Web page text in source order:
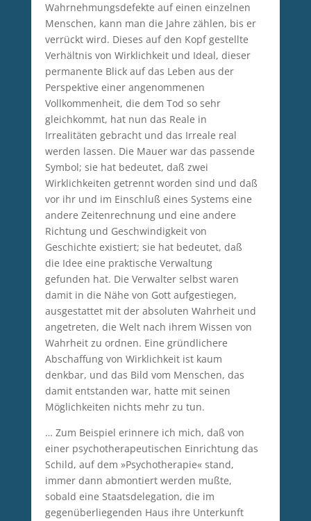
Wahrnehmungsdefekte auf einen einzelnen
Menschen, kann man die Jahre zählen, bis er
verrückt wird. Dieses auf den Kopf gestellte
Verhältnis von Wirklichkeit und Ideal, dieser
permanente Blick auf das Leben aus der
Perspektive einer angenommenen
Vollkommenheit, die dem Tod so sehr
gleichkommt, hat nun das Reale in
Irrealitäten gebracht und das Irreale real
werden lassen. Die Mauer war das passende
Symbol; sie hat bedeutet, daß zwei
Wirklichkeiten getrennt worden sind und daß
vor ihr und im Einschluß eines Systems eine
andere Zeitenrechnung und eine andere
Richtung und Geschwindigkeit von
Geschichte existiert; sie hat bedeutet, daß
die Idee eine praktische Verwaltung
gefunden hat. Die Verwalter selbst waren
damit in die Nähe von Gott aufgestiegen,
ausgestattet mit der absoluten Wahrheit und
angetreten, die Welt nach ihrem Wissen von
Wahrheit zu ordnen. Eine gründlichere
Abschaffung von Wirklichkeit ist kaum
denkbar, und das Bild vom Menschen, das
damit entstanden war, hatte mit seinen
Möglichkeiten nichts mehr zu tun.
… Zum Beispiel erinnere ich mich, daß von
einer psychotherapeutischen Einrichtung das
Schild, auf dem »Psychotherapie« stand,
immer dann abmontiert werden mußte,
sobald eine Staatsdelegation, die im
gegenüberliegenden Haus ihre Unterkunft